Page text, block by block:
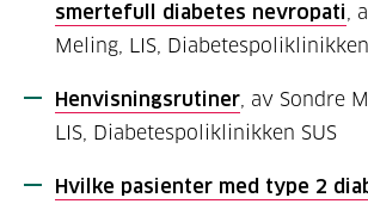
smertefull diabetes nevropati,
Meling, LIS, Diabetespoliklinikken
Henvisningsrutiner, av Sondre
LIS, Diabetespoliklinikken SUS
Hvilke pasienter med type 2